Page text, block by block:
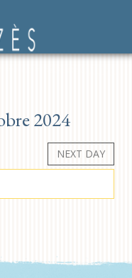
2024
NEXT DAY